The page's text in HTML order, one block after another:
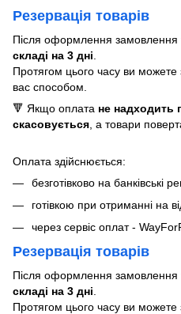
Резервація товарів
Після оформлення замовлення
складі на 3 дні
Протягом цього часу ви можете
вас способом.
🔻 Якщо оплата не надходить
скасовується , а товари
Оплата здійснюється:
безготівково на банківські
готівкою при отриманні на
через сервіс оплат -
Резервація товарів
Після оформлення замовлення
складі на 3 дні
Протягом цього часу ви можете